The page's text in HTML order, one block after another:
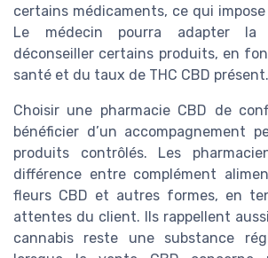
certains médicaments, ce qui
Le médecin pourra adapter la
déconseiller certains produits, en
santé et du taux de THC CBD présent.
Choisir une pharmacie CBD de
bénéficier d’un accompagnement
produits contrôlés. Les
différence entre complément
fleurs CBD et autres formes, en
attentes du client. Ils rappellent
cannabis reste une substance